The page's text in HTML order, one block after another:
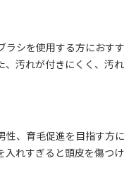
シを使用する方におす
汚れが付きにくく、汚
、育毛促進を目指す方
れすぎると頭皮を傷つ